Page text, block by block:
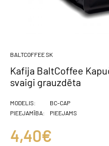
BALTCOFFEE SK
Kafija BaltCoffee
svaigi grauzdēta
MODELIS:
PIEEJAMĪBA:
BC-CAP
PIEEJAMS
4,40€